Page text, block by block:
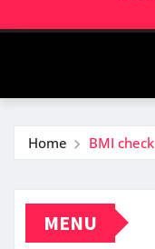
Home BMI check
MENU